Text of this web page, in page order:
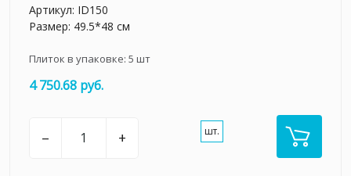
Артикул: ID150
Размер: 49.5*48 см
Плиток в упаковке: 5 шт
4 750.68 руб.
– + шт.